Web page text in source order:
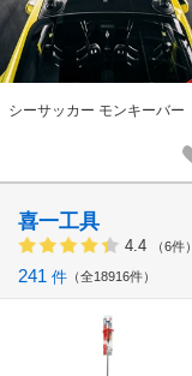
シーサッカー モンキーバー
喜一工具
4.4 （6件）
241 件 全18916件